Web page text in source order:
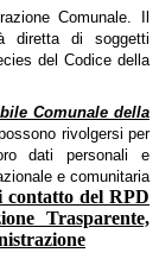
Comunale. Il
diretta di soggetti
del Codice della
Comunale della
rivolgersi per
dati personali e
e comunitaria
del RPD
Trasparente,